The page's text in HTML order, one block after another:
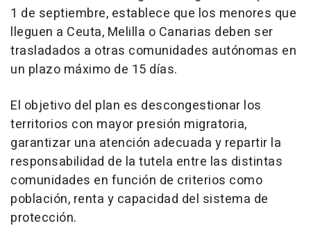
1 de septiembre, establece que los menores que
lleguen a Ceuta, Melilla o Canarias deben ser
trasladados a otras comunidades autónomas en
un plazo máximo de 15 días.
El objetivo del plan es descongestionar los
territorios con mayor presión migratoria,
garantizar una atención adecuada y repartir la
responsabilidad de la tutela entre las distintas
comunidades en función de criterios como
población, renta y capacidad del sistema de
protección.